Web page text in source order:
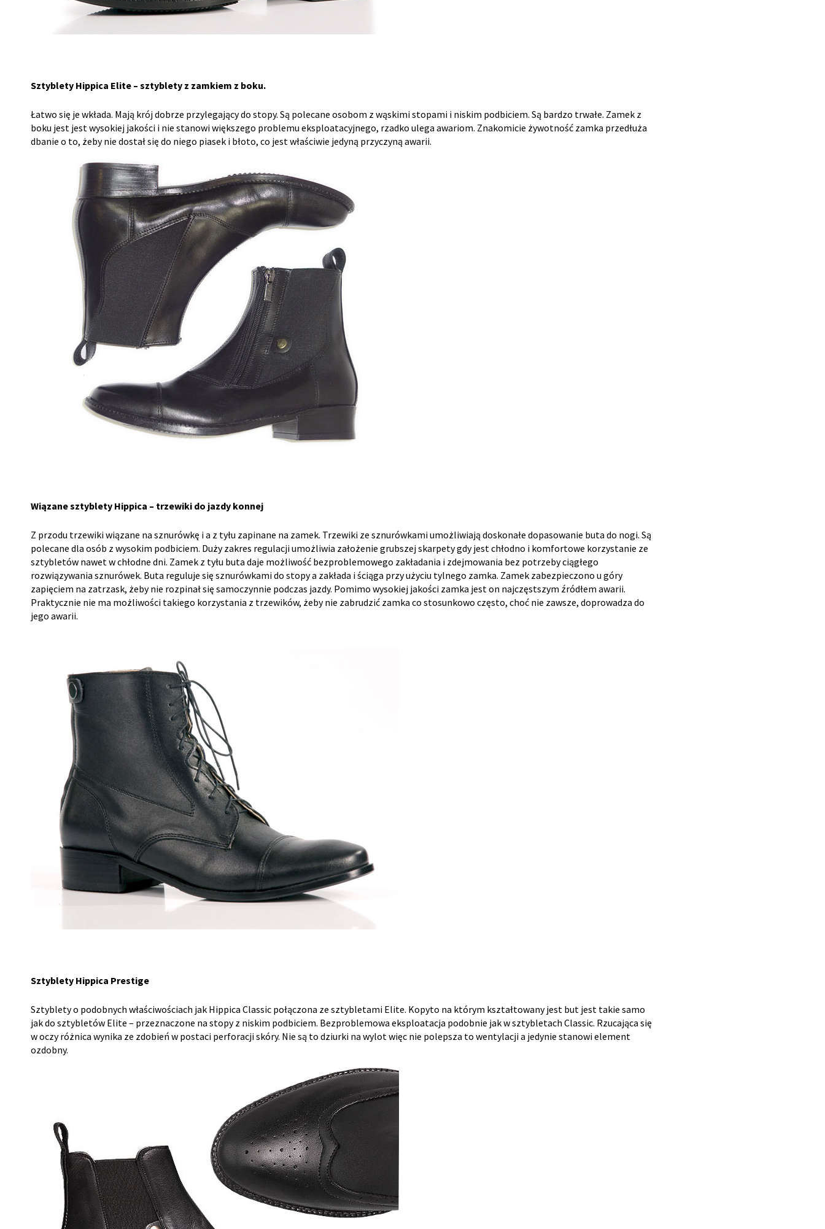
Sztyblety Hippica Elite – sztyblety z zamkiem z boku.
Łatwo się je wkłada. Mają krój dobrze przylegający do stopy. Są polecane osobom z wąskimi stopami i niskim podbiciem. Są bardzo trwałe. Zamek z
boku jest jest wysokiej jakości i nie stanowi większego problemu eksploatacyjnego, rzadko ulega awariom. Znakomicie żywotność zamka przedłuża
dbanie o to, żeby nie dostał się do niego piasek i błoto, co jest właściwie jedyną przyczyną awarii.
Wiązane sztyblety Hippica – trzewiki do jazdy konnej
Z przodu trzewiki wiązane na sznurówkę i a z tyłu zapinane na zamek. Trzewiki ze sznurówkami umożliwiają doskonałe dopasowanie buta do nogi. Są
polecane dla osób z wysokim podbiciem. Duży zakres regulacji umożliwia założenie grubszej skarpety gdy jest chłodno i komfortowe korzystanie ze
sztybletów nawet w chłodne dni. Zamek z tyłu buta daje możliwość bezproblemowego zakładania i zdejmowania bez potrzeby ciągłego
rozwiązywania sznurówek. Buta reguluje się sznurówkami do stopy a zakłada i ściąga przy użyciu tylnego zamka. Zamek zabezpieczono u góry
zapięciem na zatrzask, żeby nie rozpinał się samoczynnie podczas jazdy. Pomimo wysokiej jakości zamka jest on najczęstszym źródłem awarii.
Praktycznie nie ma możliwości takiego korzystania z trzewików, żeby nie zabrudzić zamka co stosunkowo często, choć nie zawsze, doprowadza do
jego awarii.
Sztyblety Hippica Prestige
Sztyblety o podobnych właściwościach jak Hippica Classic połączona ze sztybletami Elite. Kopyto na którym kształtowany jest but jest takie samo
jak do sztybletów Elite – przeznaczone na stopy z niskim podbiciem. Bezproblemowa eksploatacja podobnie jak w sztybletach Classic. Rzucająca się
w oczy różnica wynika ze zdobień w postaci perforacji skóry. Nie są to dziurki na wylot więc nie polepsza to wentylacji a jedynie stanowi element
ozdobny.